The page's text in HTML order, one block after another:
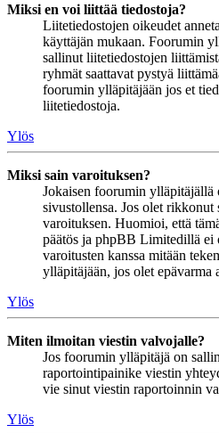
Miksi en voi liittää tiedostoja?
Liitetiedostojen oikeudet
käyttäjän mukaan. Foorumin
sallinut liitetiedostojen
ryhmät saattavat pystyä
foorumin ylläpitäjään jos et
liitetiedostoja.
Ylös
Miksi sain varoituksen?
Jokaisen foorumin ylläpitäjällä
sivustollensa. Jos olet rikkonut
varoituksen. Huomioi, että
päätös ja phpBB Limitedillä ei
varoitusten kanssa mitään
ylläpitäjään, jos olet epävarma
Ylös
Miten ilmoitan viestin valvojalle?
Jos foorumin ylläpitäjä on
raportointipainike viestin
vie sinut viestin raportoinnin
Ylös